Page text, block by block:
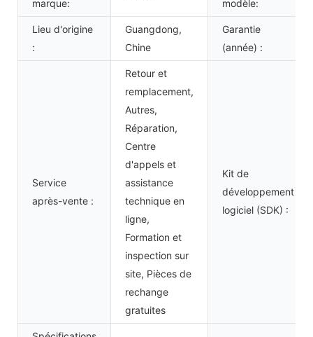
marque:
modèle:
Lieu d'origine
:
Guangdong,
Chine
Garantie
(année) :
Service
après-vente :
Retour et
remplacement,
Autres,
Réparation,
Centre
d'appels et
assistance
technique en
ligne,
Formation et
inspection sur
site, Pièces de
rechange
gratuites
Kit de
développement
logiciel (SDK) :